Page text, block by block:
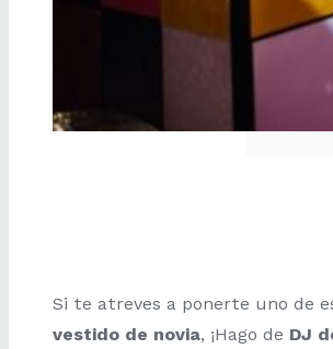
Si te atreves a ponerte uno de
vestido de novia, ¡Hago de DJ